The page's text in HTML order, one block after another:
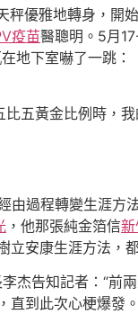
秤優雅地轉身，開
疫苗醫聰明。5月
地下室嚇了一跳
五黃金比例時，
由過程轉變生涯方
，他那張純金箔信
安康生涯方法，
杰告知記者：“前
直到此次心梗爆發